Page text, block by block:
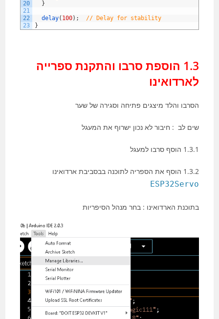
20
21
22
23
}
delay( 100) ;
// Delay for stability
}
1.3 הוספת סרבו והתקנת ספרייה
לארדואינו
הסרבו והלד מיצגים פתיחה וסגירה של שער
שים לב : חיבור לא נכון ישרוף את המעגל
1.3.1 הוסף סרבו למעגל
1.3.2 הוסף את הספריה לתוכנה בבסביבת ארדואינו
ESP32Servo
בתוכנת הארדואינו : בחר מנהל הסיפריות